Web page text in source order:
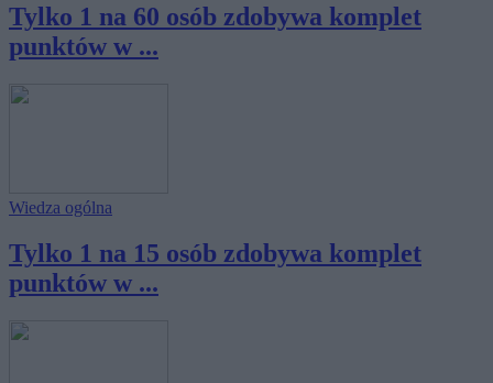
Tylko 1 na 60 osób zdobywa komplet
punktów w ...
Wiedza ogólna
Tylko 1 na 15 osób zdobywa komplet
punktów w ...